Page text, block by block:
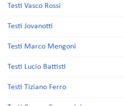
Testi Vasco Rossi
Testi Jovanotti
Testi Marco Mengoni
Testi Lucio Battisti
Testi Tiziano Ferro